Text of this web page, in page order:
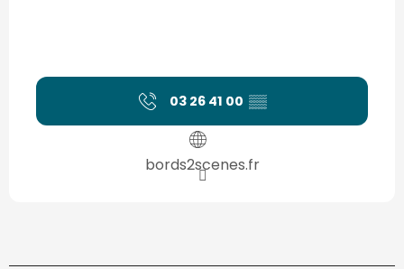
03 26 41 00 ▒▒
bords2scenes.fr